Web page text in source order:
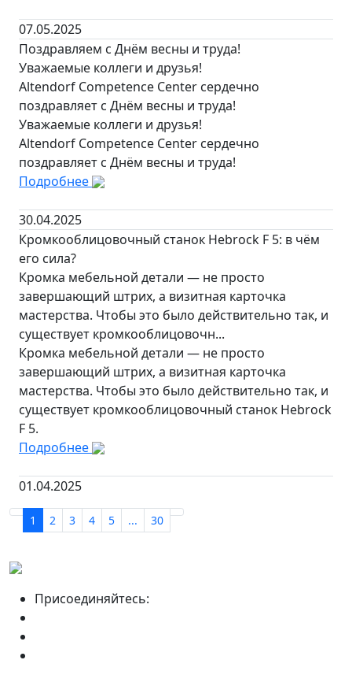
07.05.2025
Поздравляем с Днём весны и труда!
Уважаемые коллеги и друзья!
Altendorf Competence Center сердечно
поздравляет с Днём весны и труда!
Уважаемые коллеги и друзья!
Altendorf Competence Center сердечно
поздравляет с Днём весны и труда!
Подробнее
30.04.2025
Кромкооблицовочный станок Hebrock F 5: в чём
его сила?
Кромка мебельной детали — не просто
завершающий штрих, а визитная карточка
мастерства. Чтобы это было действительно так, и
существует кромкооблицовочн...
Кромка мебельной детали — не просто
завершающий штрих, а визитная карточка
мастерства. Чтобы это было действительно так, и
существует кромкооблицовочный станок Hebrock
F 5.
Подробнее
01.04.2025
1 2 3 4 5 ... 30
Присоединяйтесь: